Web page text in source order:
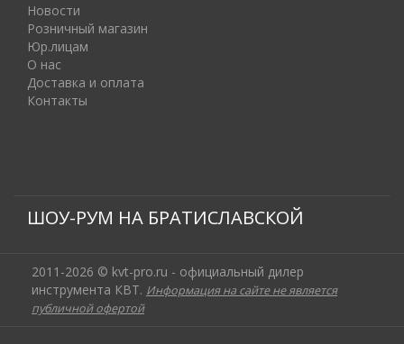
Новости
Розничный магазин
Юр.лицам
О нас
Доставка и оплата
Контакты
ШОУ-РУМ НА БРАТИСЛАВСКОЙ
2011-2026 © kvt-pro.ru - официальный дилер
инструмента КВТ. Информация на сайте не является
публичной офертой